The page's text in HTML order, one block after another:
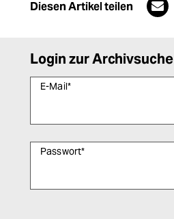
Diesen Artikel teilen
Login zur Archivsuche
E-Mail*
Passwort*